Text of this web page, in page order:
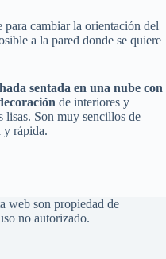
para cambiar la orientación del
a la pared donde se quiere
sentada en una nube con
de interiores y
lisas. Son muy sencillos de
y rápida.
web son propiedad de
no autorizado.